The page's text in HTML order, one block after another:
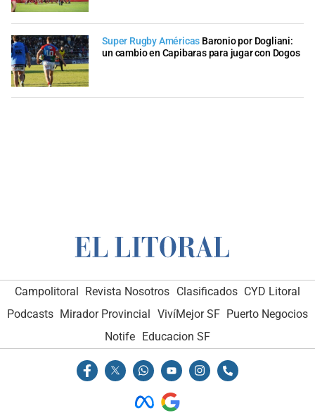
Super Rugby Américas Baronio por Dogliani:
un cambio en Capibaras para jugar con Dogos
Campolitoral Revista Nosotros Clasificados CYD Litoral
Podcasts Mirador Provincial VivíMejor SF Puerto Negocios
Notife Educacion SF